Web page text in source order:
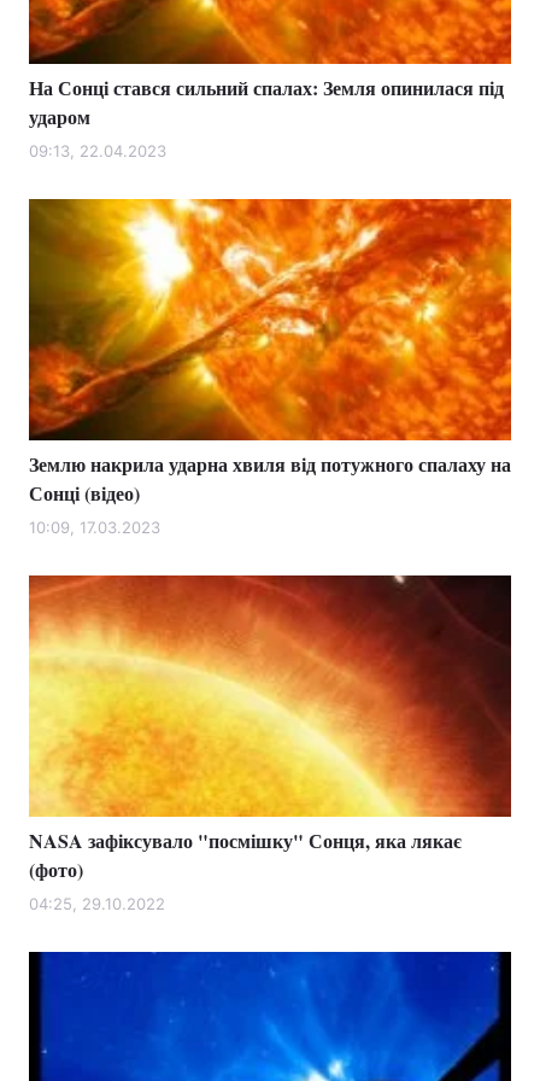
Тема оформлення
На Сонці стався сильний спалах: Земля опинилася під
ударом
09:13, 22.04.2023
Землю накрила ударна хвиля від потужного спалаху на
Сонці (відео)
10:09, 17.03.2023
NASA зафіксувало "посмішку" Сонця, яка лякає
(фото)
04:25, 29.10.2022